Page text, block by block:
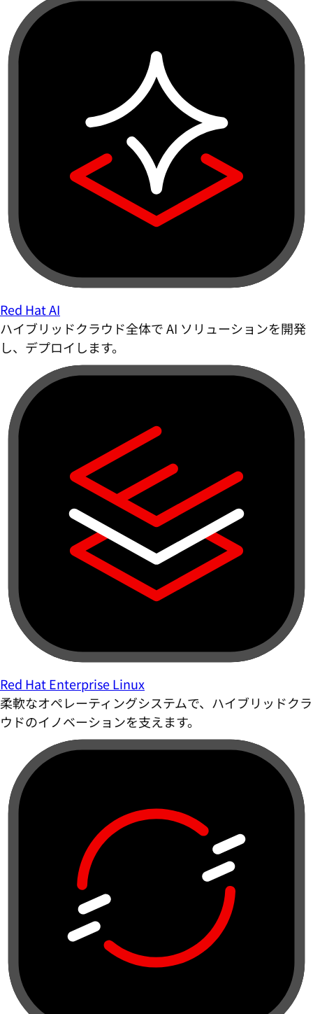
Red Hat AI
ハイブリッドクラウド全体で AI ソリューションを開発
し、デプロイします。
Red Hat Enterprise Linux
柔軟なオペレーティングシステムで、ハイブリッドクラ
ウドのイノベーションを支えます。